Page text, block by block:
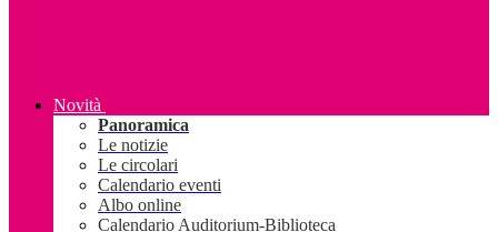
Novità
Panoramica
Le notizie
Le circolari
Calendario eventi
Albo online
Calendario Auditorium-Biblioteca